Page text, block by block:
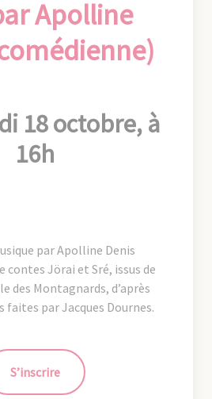
Apolline
18 octobre, à
16h
par Apolline Denis
contes Jörai et Sré, issus de
des Montagnards, d’après
par Jacques Dournes.
S’inscrire